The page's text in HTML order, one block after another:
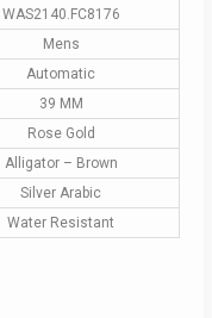
WAS2140.FC8176
Mens
Automatic
39 MM
Rose Gold
Alligator – Brown
Silver Arabic
Water Resistant